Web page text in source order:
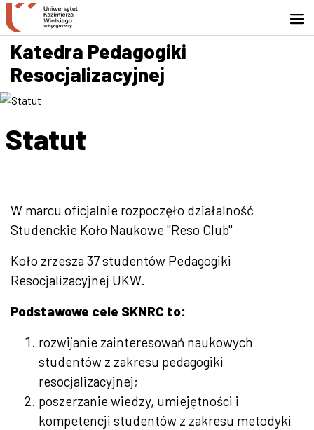
Przejdź do wyszukiwarki
Przejdź do treści
Przejdź do stopki - Kontakt
Katedra Pedagogiki
Resocjalizacyjnej
Statut
W marcu oficjalnie rozpoczęło działalność
Studenckie Koło Naukowe "Reso Club"
Koło zrzesza 37 studentów Pedagogiki
Resocjalizacyjnej UKW.
Podstawowe cele SKNRC to:
rozwijanie zainteresowań naukowych
studentów z zakresu pedagogiki
resocjalizacyjnej;
poszerzanie wiedzy, umiejętności i
kompetencji studentów z zakresu metodyki